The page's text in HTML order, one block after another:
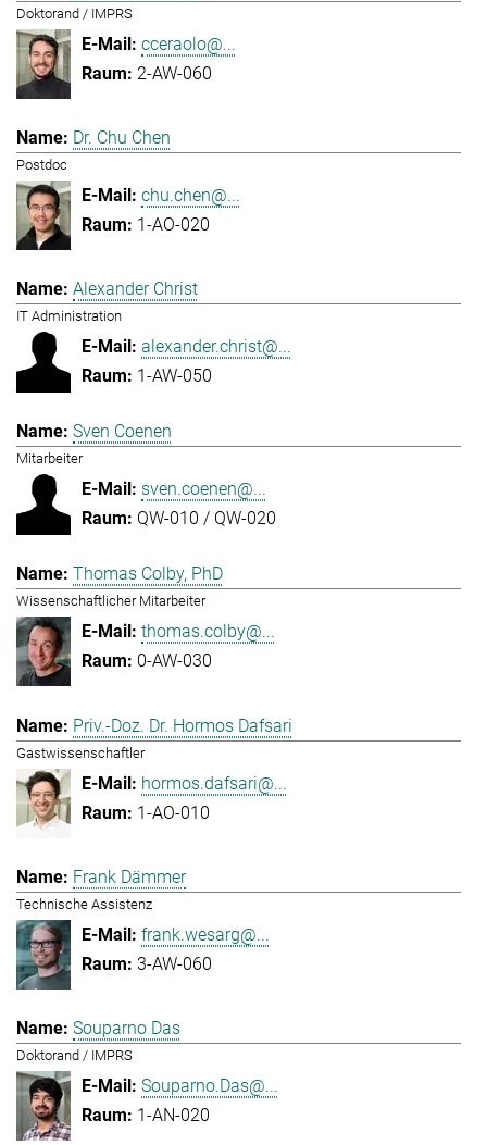
Doktorand / IMPRS
cceraolo@...
2-AW-060
Dr. Chu Chen
Postdoc
chu.chen@...
1-AO-020
Alexander Christ
IT Administration
alexander.christ@...
1-AW-050
Sven Coenen
Mitarbeiter
sven.coenen@...
QW-010 / QW-020
Thomas Colby, PhD
Wissenschaftlicher Mitarbeiter
thomas.colby@...
0-AW-030
Priv.-Doz. Dr. Hormos Dafsari
Gastwissenschaftler
hormos.dafsari@...
1-AO-010
Frank Dämmer
Technische Assistenz
frank.wesarg@...
3-AW-060
Souparno Das
Doktorand / IMPRS
Souparno.Das@...
1-AN-020